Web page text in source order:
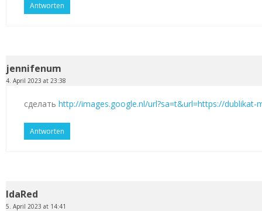
Antworten
jennifenum
4. April 2023 at 23:38
сделать http://images.google.nl/url?sa=t&url=https://dublikat-
Antworten
IdaRed
5. April 2023 at 14:41